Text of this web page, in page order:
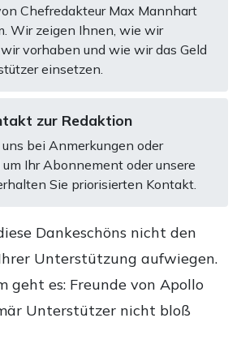
Chefredakteur Max Mannhart
Wir zeigen Ihnen, wie wir
vorhaben und wie wir das Geld
einsetzen.
zur Redaktion
bei Anmerkungen oder
Ihr Abonnement oder unsere
Sie priorisierten Kontakt.
Dankeschöns nicht den
Unterstützung aufwiegen.
geht es: Freunde von Apollo
Unterstützer nicht bloß